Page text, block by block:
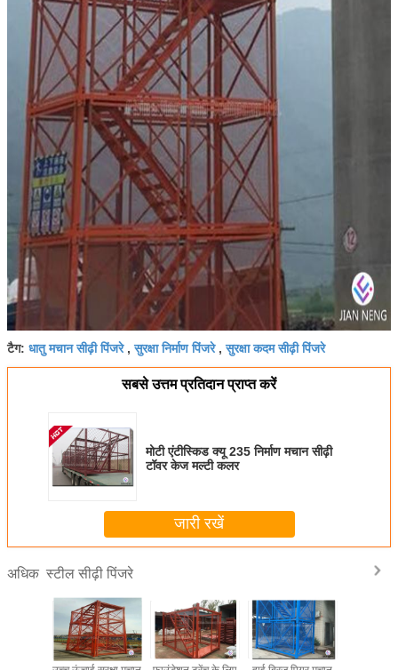
टैग: धातु मचान सीढ़ी पिंजरे,सुरक्षा निर्माण पिंजरे,सुरक्षा कदम सीढ़ी पिंजरे
सबसे उत्तम प्रतिदान प्राप्त करें
मोटी एंटीस्किड क्यू 235 निर्माण मचान सीढ़ी
टॉवर केज मल्टी कलर
जारी रखें
अधिक स्टील सीढ़ी पिंजरे